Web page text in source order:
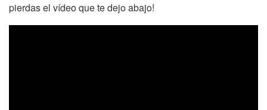
pierdas el vídeo que te dejo abajo!